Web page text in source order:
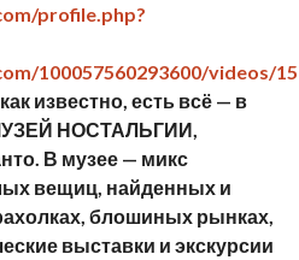
profile.php?
100057560293600/videos/
известно, есть всё — в
НОСТАЛЬГИИ,
В музее — микс
вещиц, найденных и
блошиных рынках,
выставки и экскурсии